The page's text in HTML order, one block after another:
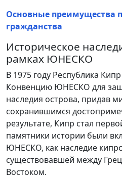
Основные преимущества
гражданства
Историческое
рамках ЮНЕСКО
В 1975 году Республика
Конвенцию ЮНЕСКО для
наследия острова, придав
сохранившимся
результате, Кипр стал
памятники истории были
ЮНЕСКО, как наследие
существовавшей между
Востоком.